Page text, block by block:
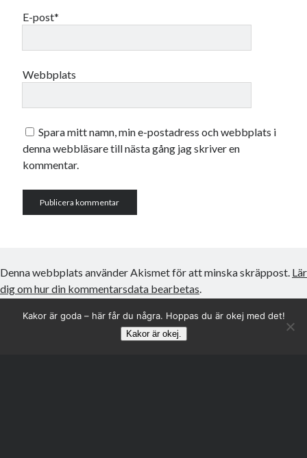
E-post*
Webbplats
Spara mitt namn, min e-postadress och webbplats i
denna webbläsare till nästa gång jag skriver en
kommentar.
Denna webbplats använder Akismet för att minska skräppost. Lär
dig om hur din kommentarsdata bearbetas.
Kakor är goda – här får du några. Hoppas du är okej med det!
Kakor är okej.